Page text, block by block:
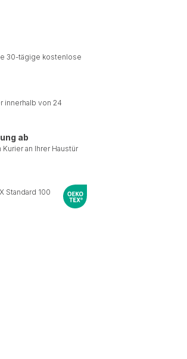
30-tägige kostenlose
innerhalb von 24
ab
an Ihrer Haustür
Standard 100